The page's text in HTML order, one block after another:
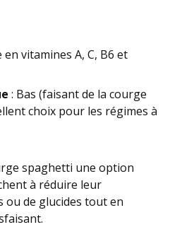
en vitamines A, C, B6 et
: Bas (faisant de la courge
choix pour les régimes à
spaghetti une option
à réduire leur
ou de glucides tout en